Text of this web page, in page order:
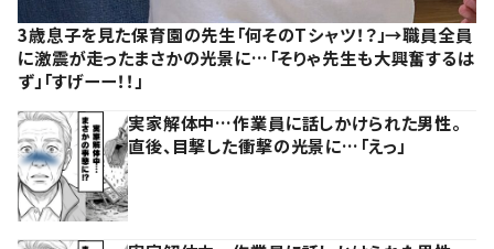
3歳息子を見た保育園の先生「何そのTシャツ！？」→職員全員
に激震が走ったまさかの光景に…「そりゃ先生も大興奮するは
ず」「すげーー！！」
実家解体中…作業員に話しかけられた男性。
直後、目撃した衝撃の光景に…「えっ」